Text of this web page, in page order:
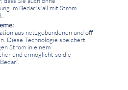
im Bedarfsfall mit Strom
aus netzgebundenen und off-
Diese Technologie speichert
Strom in einem
und ermöglicht so die